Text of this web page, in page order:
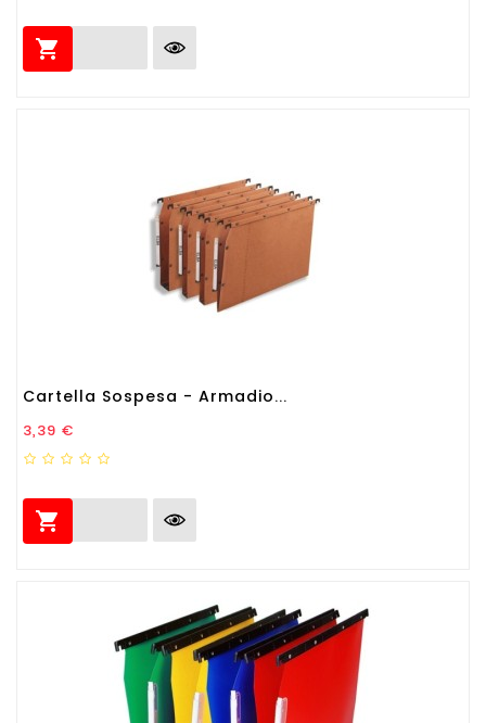

Cartella Sospesa - Armadio...
Prezzo
3,39 €
